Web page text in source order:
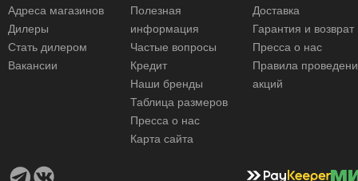
Адреса магазинов
Дилеры
Стать дилером
Вакансии
Полезная
информация
Частые вопросы
Кредит
Наши бренды
Таблица размеров
Пресса о нас
Карта сайта
Доставка
Гарантия и возврат
Пресса о нас
Правила
акций